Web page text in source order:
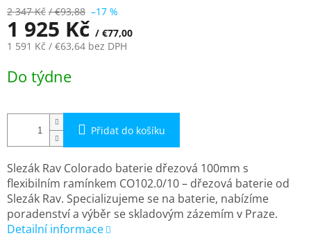
2 347 Kč / €93,88 –17 %
1 925 Kč / €77,00
1 591 Kč / €63,64 bez DPH
cena:
Do týdne
Přidat do košíku
Slezák Rav Colorado baterie dřezová 100mm s
flexibilním ramínkem CO102.0/10 – dřezová baterie od
Slezák Rav. Specializujeme se na baterie, nabízíme
poradenství a výběr se skladovým zázemím v Praze.
Detailní informace